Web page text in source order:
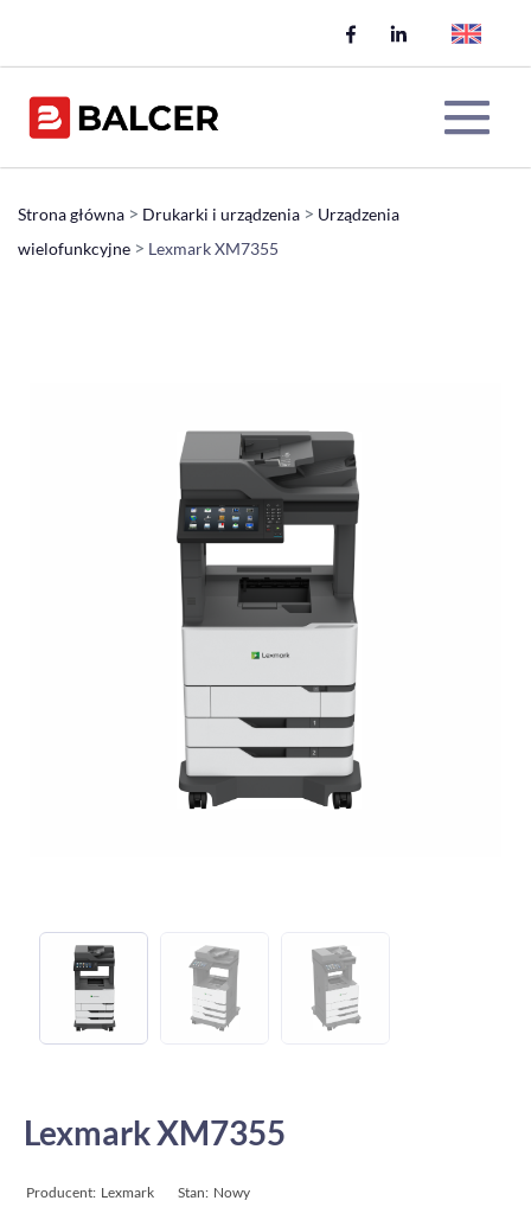
Strona główna > Drukarki i urządzenia > Urządzenia
wielofunkcyjne > Lexmark XM7355
Lexmark XM7355
Producent: Lexmark Stan: Nowy